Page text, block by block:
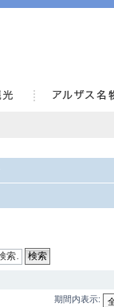
期間内表示: